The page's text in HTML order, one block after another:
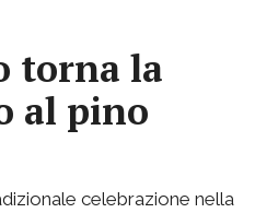
torna la
al pino
celebrazione nella